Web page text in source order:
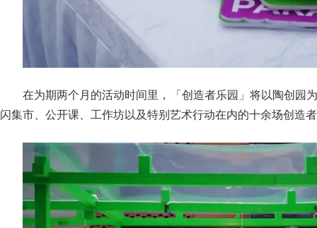
在为期两个月的活动时间里，「创造者乐园」将以陶创园
闪集市、公开课、工作坊以及特别艺术行动在内的十余场创造